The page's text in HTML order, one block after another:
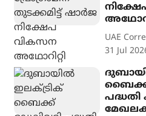
UAE
31 Jul
ബൈക്ക്